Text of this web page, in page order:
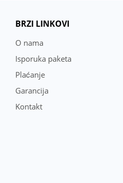
BRZI LINKOVI
O nama
Isporuka paketa
Plaćanje
Garancija
Kontakt